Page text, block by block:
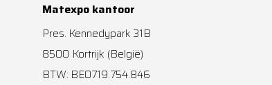
Matexpo kantoor
Pres. Kennedypark 31B
8500 Kortrijk (België)
BTW: BE0719.754.846